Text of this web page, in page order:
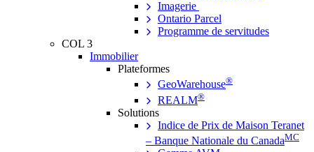
Imagerie
Ontario Parcel
Programme de servitudes
COL 3
Immobilier
Plateformes
GeoWarehouse®
REALM®
Solutions
Indice de Prix de Maison Teranet
– Banque Nationale du CanadaMC